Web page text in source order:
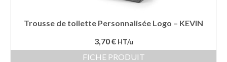
Trousse de toilette Personnalisée Logo – KEVIN
3,70 € HT/u
FICHE PRODUIT